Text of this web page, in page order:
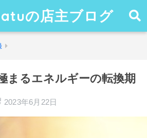
の店主ブログ
まるエネルギーの転換期
2023年6月22日